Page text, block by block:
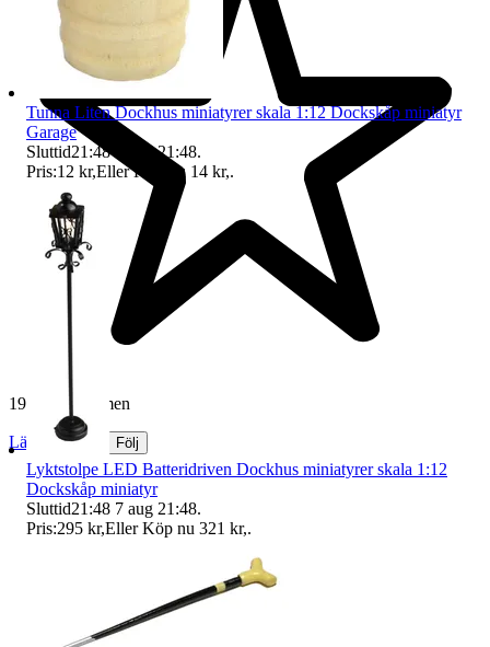
19 236 omdömen
Läs omdömen Följ
Tunna Liten Dockhus miniatyrer skala 1:12 Dockskåp miniatyr
Garage
Sluttid21:48 7 aug 21:48.
Pris:12 kr,Eller Köp nu 14 kr,.
Lyktstolpe LED Batteridriven Dockhus miniatyrer skala 1:12
Dockskåp miniatyr
Sluttid21:48 7 aug 21:48.
Pris:295 kr,Eller Köp nu 321 kr,.